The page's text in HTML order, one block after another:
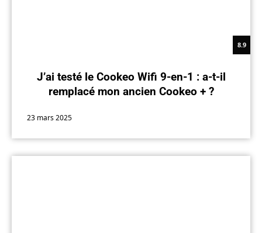
8.9
J’ai testé le Cookeo Wifi 9-en-1 : a-t-il
remplacé mon ancien Cookeo + ?
23 mars 2025